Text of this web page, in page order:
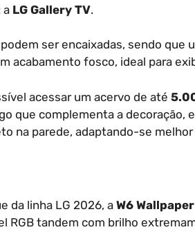
a LG Gallery TV.
ser encaixadas, sendo que
acabamento fosco, ideal para
acessar um acervo de até
que complementa a decoração,
na parede, adaptando-se
da linha LG 2026, a W6
RGB tandem com brilho